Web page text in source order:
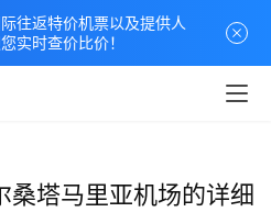
桑塔马里亚机场的详细
往返特价机票以及提供人
实时查价比价！